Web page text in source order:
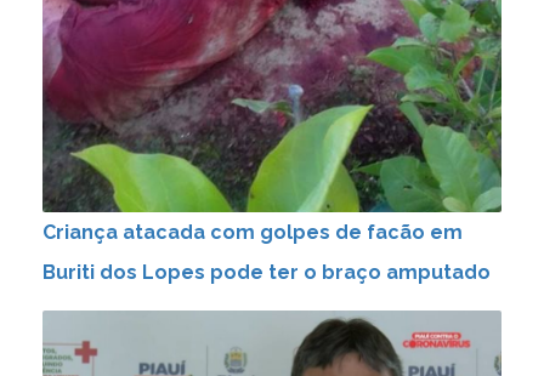
Criança atacada com golpes de facão em
Buriti dos Lopes pode ter o braço amputado